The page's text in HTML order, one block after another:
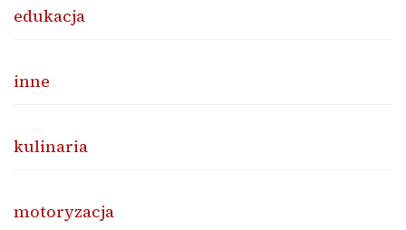
edukacja
inne
kulinaria
motoryzacja